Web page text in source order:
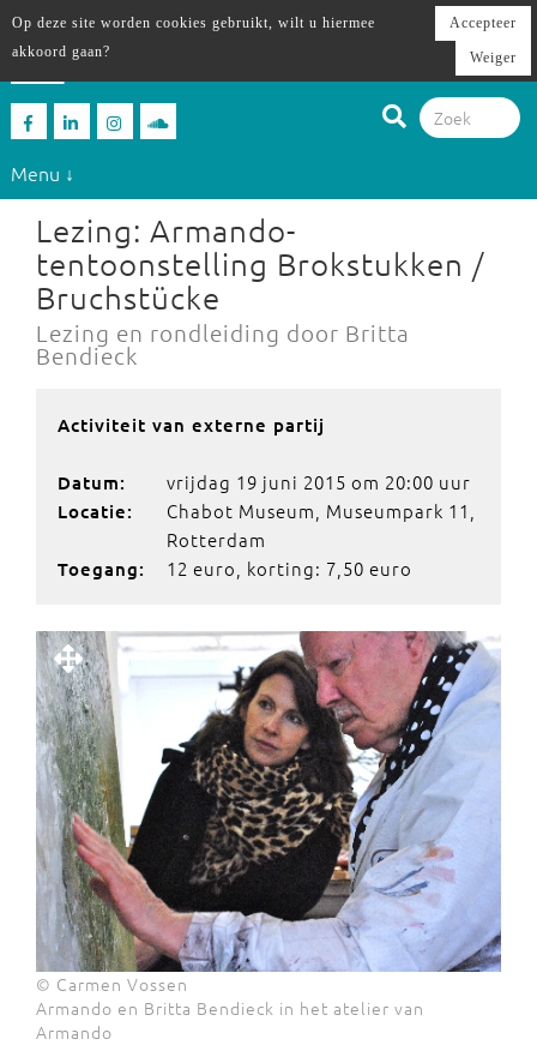
Menu ↓
Lezing: Armando-
tentoonstelling Brokstukken /
Bruchstücke
Lezing en rondleiding door Britta
Bendieck
Activiteit van externe partij
Datum: vrijdag 19 juni 2015 om 20:00 uur
Locatie:
Chabot Museum, Museumpark 11,
Rotterdam
Toegang: 12 euro, korting: 7,50 euro
© Carmen Vossen
Armando en Britta Bendieck in het atelier van
Armando
Op deze site worden cookies gebruikt, wilt u hiermee
akkoord gaan?
Accepteer
Weiger